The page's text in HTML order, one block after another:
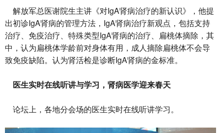
解放军总医谢院生主讲《对IgA肾病治疗的新认识》，他提
出初诊IgA肾病的管理方法，IgA肾病治疗新观点，包括支持
治疗、免疫治疗、特殊类型IgA肾病的治疗、扁桃体摘除，其
中，认为扁桃体学龄前对身体有用，成人摘除扁桃体不会导
致免疫缺陷。认为肾活检是诊断IgA肾病的金标准。
医生实时在线听讲与学习，肾病医学迎来春天
论坛上，各地分会场的医生实时在线听讲学习。